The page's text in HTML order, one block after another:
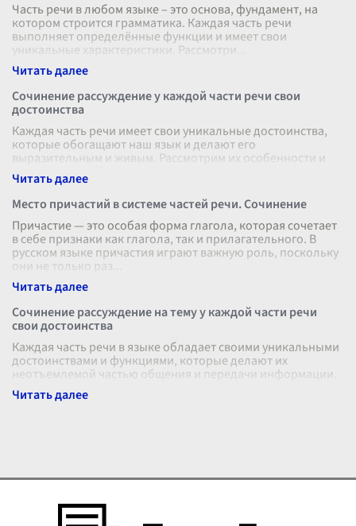
Часть речи в любом языке – это основа, фундамент, на
котором строится грамматика. Каждая часть речи
выполняет определённые функции и имеет свои
уникальные характеристики. Рассмотри
Сочинение рассуждение у каждой части речи свои
достоинства
Каждая часть речи имеет свои уникальные достоинства,
которые обогащают наш язык и делают его
выразительным и живым. Рассмотрим их особенности и
вклад в разнообразие и точность пере
Место причастий в системе частей речи. Сочинение
Причастие — это особая форма глагола, которая сочетает
в себе признаки как глагола, так и прилагательного. В
русском языке причастия играют важную роль, поскольку
они не только раз
Сочинение рассуждение на тему у каждой части речи
свои достоинства
Каждая часть речи в языке обладает своими уникальными
достоинствами и функциями, которые делают их
неотъемлемой частью общения и передачи информации.
Они не только помогают структу